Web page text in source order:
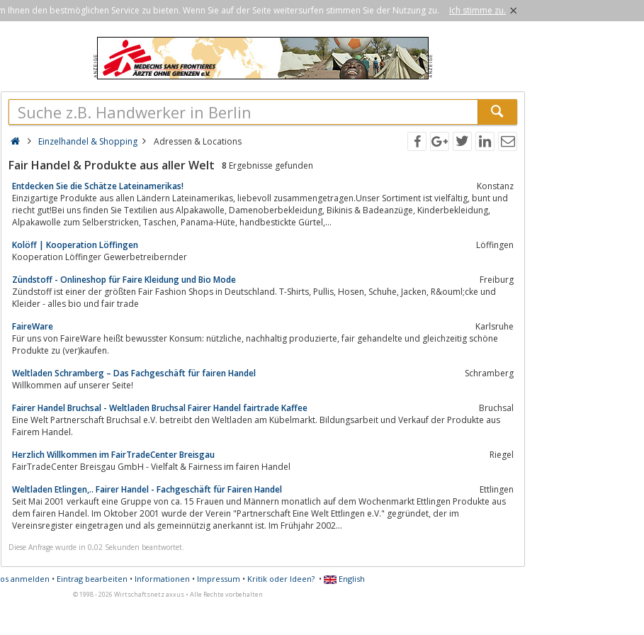
Ihnen den bestmöglichen Service zu bieten. Wenn Sie auf der Seite weitersurfen stimmen Sie der Nutzung zu. Ich stimme zu. ×
Einzelhandel & Shopping Adressen & Locations
Fair Handel & Produkte aus aller Welt 8 Ergebnisse gefunden
Entdecken Sie die Schätze Lateinamerikas!
Konstanz
Einzigartige Produkte aus allen Ländern Lateinamerikas, liebevoll zusammengetragen.Unser Sortiment ist vielfältig, bunt und
riecht gut!Bei uns finden Sie Textilien aus Alpakawolle, Damenoberbekleidung, Bikinis & Badeanzüge, Kinderbekleidung,
Alpakawolle zum Selberstricken, Taschen, Panama-Hüte, handbestickte Gürtel,...
Kolöff | Kooperation Löffingen
Löffingen
Kooperation Löffinger Gewerbetreibernder
Zündstoff - Onlineshop für Faire Kleidung und Bio Mode
Freiburg
Zündstoff ist einer der größten Fair Fashion Shops in Deutschland. T-Shirts, Pullis, Hosen, Schuhe, Jacken, R&ouml;cke und
Kleider - alles bio und fair trade
FaireWare
Karlsruhe
Für uns von FaireWare heißt bewusster Konsum: nützliche, nachhaltig produzierte, fair gehandelte und gleichzeitig schöne
Produkte zu (ver)kaufen.
Weltladen Schramberg – Das Fachgeschäft für fairen Handel
Schramberg
Willkommen auf unserer Seite!
Fairer Handel Bruchsal - Weltladen Bruchsal Fairer Handel fairtrade Kaffee
Bruchsal
Eine Welt Partnerschaft Bruchsal e.V. betreibt den Weltladen am Kübelmarkt. Bildungsarbeit und Verkauf der Produkte aus
Fairem Handel.
Herzlich Willkommen im FairTradeCenter Breisgau
Riegel
FairTradeCenter Breisgau GmbH - Vielfalt & Fairness im fairen Handel
Weltladen Etlingen,.. Fairer Handel - Fachgeschäft für Fairen Handel
Ettlingen
Seit Mai 2001 verkauft eine Gruppe von ca. 15 Frauen und Männern monatlich auf dem Wochenmarkt Ettlingen Produkte aus
dem fairen Handel. Im Oktober 2001 wurde der Verein "Partnerschaft Eine Welt Ettlingen e.V." gegründet, der im
Vereinsregister eingetragen und als gemeinnützig anerkannt ist. Im Frühjahr 2002...
Diese Anfrage wurde in 0,02 Sekunden beantwortet.
anmelden • Eintrag bearbeiten • Informationen • Impressum • Kritik oder Ideen?• English
© 1998 - 2026 Wirtschaftsnetz axxus • Alle Rechte vorbehalten